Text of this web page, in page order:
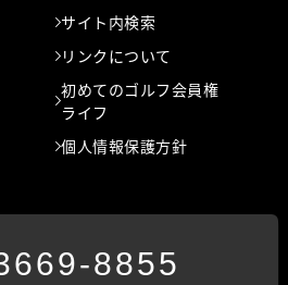
サイト内検索
リンクについて
初めてのゴルフ会員権
ライフ
個人情報保護方針
8855